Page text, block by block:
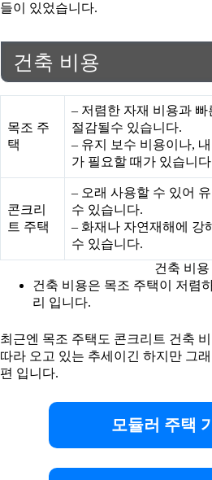
들이 있었습니다.
건축 비용
목조 주
택
– 저렴한 자재 비용과 빠
절감될수 있습니다.
– 유지 보수 비용이나,
가 필요할 때가 있습니
콘크리
트 주택
– 오래 사용할 수 있어
수 있습니다.
– 화재나 자연재해에 강
수 있습니다.
건축 비용
건축 비용은 목조 주택이 저렴
리 입니다.
최근엔 목조 주택도 콘크리트 건축
따라 오고 있는 추세이긴 하지만 그
편 입니다.
모듈러 주택